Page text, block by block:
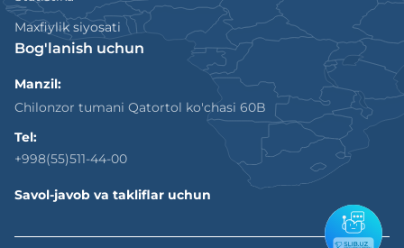
Maxfiylik siyosati
Bog'lanish uchun
Manzil:
Chilonzor tumani Qatortol ko'chasi 60B
Tel:
+998(55)511-44-00
Savol-javob va takliflar uchun